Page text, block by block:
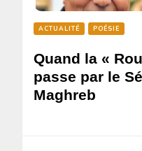
ACTUALITÉ POÉSIE
Quand la «
passe par le
Maghreb